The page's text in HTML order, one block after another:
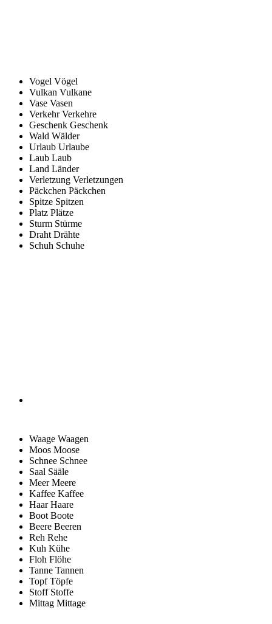
Vogel Vögel
Vulkan Vulkane
Vase Vasen
VerkehrVerkehre
Geschenk Geschenk
Wald Wälder
Urlaub Urlaube
Laub Laub
Land Länder
Verletzung Verletzungen
Päckchen Päckchen
Spitze Spitzen
Platz Plätze
Sturm Stürme
Draht Drähte
Schuh Schuhe
Waage Waagen
Moos Moose
Schnee Schnee
Saal Sääle
MeerMeere
Kaffee Kaffee
HaarHaare
Boot Boote
Beere Beeren
Reh Rehe
Kuh Kühe
Floh Flöhe
Tanne Tannen
TopfTöpfe
Stoff Stoffe
Mittag Mittage